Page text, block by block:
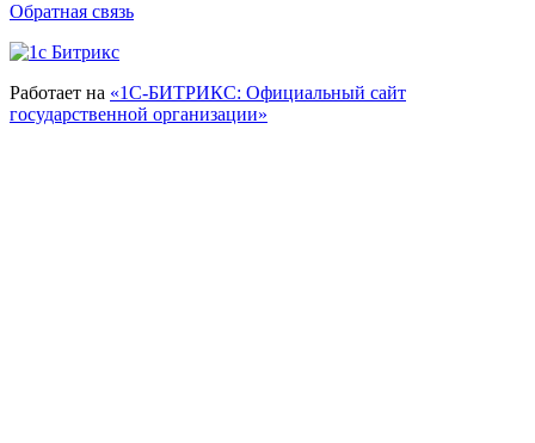
Обратная связь
Работает на «1С-БИТРИКС: Официальный сайт
государственной организации»